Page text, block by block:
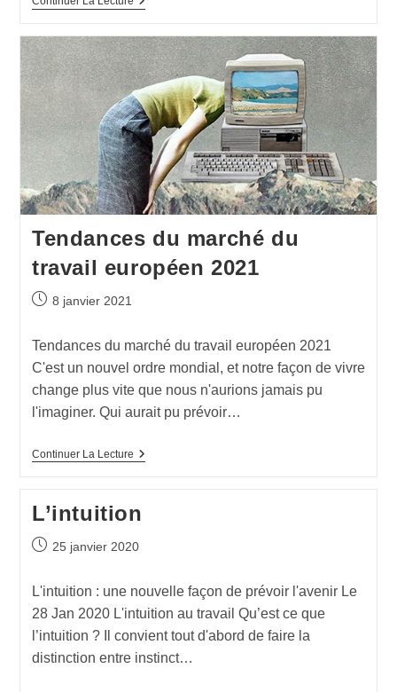
Tendances du marché du
travail européen 2021
8 janvier 2021
Tendances du marché du travail européen 2021
C'est un nouvel ordre mondial, et notre façon de vivre
change plus vite que nous n'aurions jamais pu
l'imaginer. Qui aurait pu prévoir…
Continuer La Lecture
L’intuition
25 janvier 2020
L'intuition : une nouvelle façon de prévoir l'avenir Le
28 Jan 2020 L'intuition au travail Qu’est ce que
l’intuition ? Il convient tout d'abord de faire la
distinction entre instinct…